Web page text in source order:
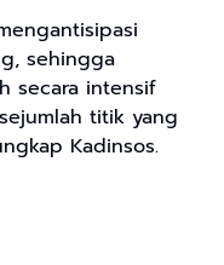
sehingga
secara intensif
titik yang
Kadinsos.